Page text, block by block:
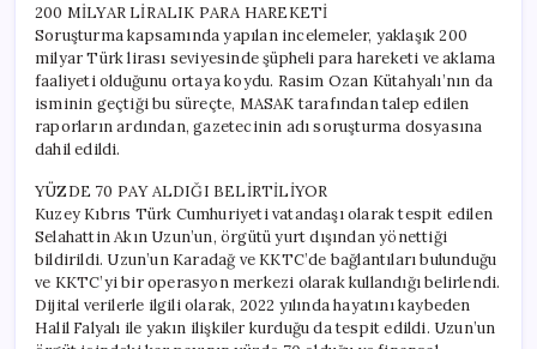
200 MİLYAR LİRALIK PARA HAREKETİ
Soruşturma kapsamında yapılan incelemeler, yaklaşık 200
milyar Türk lirası seviyesinde şüpheli para hareketi ve aklama
faaliyeti olduğunu ortaya koydu. Rasim Ozan Kütahyalı’nın da
isminin geçtiği bu süreçte, MASAK tarafından talep edilen
raporların ardından, gazetecinin adı soruşturma dosyasına
dahil edildi.
YÜZDE 70 PAY ALDIĞI BELİRTİLİYOR
Kuzey Kıbrıs Türk Cumhuriyeti vatandaşı olarak tespit edilen
Selahattin Akın Uzun’un, örgütü yurt dışından yönettiği
bildirildi. Uzun’un Karadağ ve KKTC’de bağlantıları bulunduğu
ve KKTC’yi bir operasyon merkezi olarak kullandığı belirlendi.
Dijital verilerle ilgili olarak, 2022 yılında hayatını kaybeden
Halil Falyalı ile yakın ilişkiler kurduğu da tespit edildi. Uzun’un